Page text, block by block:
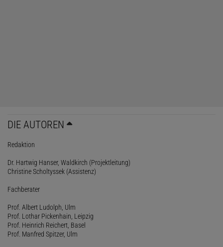
DIE AUTOREN
Redaktion
Dr. Hartwig Hanser, Waldkirch (Projektleitung)
Christine Scholtyssek (Assistenz)
Fachberater
Prof. Albert Ludolph, Ulm
Prof. Lothar Pickenhain, Leipzig
Prof. Heinrich Reichert, Basel
Prof. Manfred Spitzer, Ulm